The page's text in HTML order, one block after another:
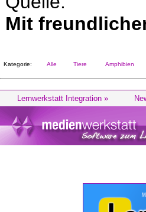
Mit
Kategorie: Alle Tiere Amphibien
Lernwerkstatt Integration »